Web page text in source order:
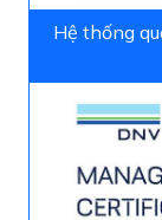
Hệ thống